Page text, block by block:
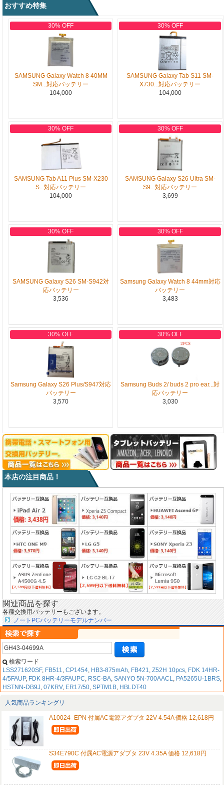
おすすめ特集
30% OFF
SAMSUNG Galaxy Watch 8 40MM
SM...対応バッテリー
104,000
30% OFF
SAMSUNG Galaxy Tab S11 SM-
X730...対応バッテリー
104,000
30% OFF
SAMSUNG Tab A11 Plus SM-X230
S...対応バッテリー
104,000
30% OFF
SAMSUNG Galaxy S26 Ultra SM-
S9...対応バッテリー
3,699
30% OFF
SAMSUNG Galaxy S26 SM-S942対
応バッテリー
3,536
30% OFF
Samsung Galaxy Watch 8 44mm対応
バッテリー
3,483
30% OFF
Samsung Galaxy S26 Plus/S947対応
バッテリー
3,570
30% OFF
Samsung Buds 2/ buds 2 pro ear...対
応バッテリー
3,030
本店の注目商品！
関連商品を探す
各種交換用バッテリーもございます。
ノートPCバッテリーモデルナンバー
検索ワード
LSS271620SF, FB511, CP1454, HB3-875mAh, FB421, Z52H 10pcs, FDK 14HR-
4/5FAUP, FDK 8HR-4/3FAUPC, RSC-BA, SANYO 5N-700AACL, PA5265U-1BRS,
HSTNN-DB9J, 07KRV, ER17/50, SPTM1B, HBLDT40
人気商品ランキングリ
A10024_EPN 付属AC電源アダプタ 22V 4.54A 価格 12,618円
S34E790C 付属AC電源アダプタ 23V 4.35A 価格 12,618円